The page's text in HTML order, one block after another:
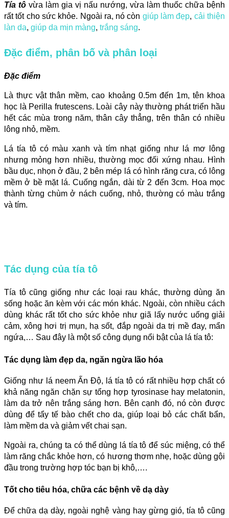
Tía tô vừa làm gia vị nấu nướng, vừa làm thuốc chữa bệnh
rất tốt cho sức khỏe. Ngoài ra, nó còn giúp làm đẹp, cải thiện
làn da, giúp da mịn màng, trắng sáng.
Đặc điểm, phân bố và phân loại
Đặc điểm
Là thực vật thân mềm, cao khoảng 0.5m đến 1m, tên khoa
học là Perilla frutescens. Loài cây này thường phát triển hầu
hết các mùa trong năm, thân cây thẳng, trên thân có nhiều
lông nhỏ, mềm.
Lá tía tô có màu xanh và tím nhạt giống như lá mơ lông
nhưng mỏng hơn nhiều, thường mọc đối xứng nhau. Hình
bầu dục, nhọn ở đầu, 2 bên mép lá có hình răng cưa, có lông
mềm ở bề mặt lá. Cuống ngắn, dài từ 2 đến 3cm. Hoa mọc
thành từng chùm ở nách cuống, nhỏ, thường có màu trắng
và tím.
Tác dụng của tía tô
Tía tô cũng giống như các loại rau khác, thường dùng ăn
sống hoặc ăn kèm với các món khác. Ngoài, còn nhiều cách
dùng khác rất tốt cho sức khỏe như giã lấy nước uống giải
cảm, xông hơi trị mụn, hạ sốt, đắp ngoài da trị mề đay, mẩn
ngứa,… Sau đây là một số công dụng nổi bật của lá tía tô:
Tác dụng làm đẹp da, ngăn ngừa lão hóa
Giống như lá neem Ấn Độ, lá tía tô có rất nhiều hợp chất có
khả năng ngăn chặn sự tổng hợp tyrosinase hay melatonin,
làm da trở nên trắng sáng hơn. Bên cạnh đó, nó còn được
dùng để tẩy tế bào chết cho da, giúp loại bỏ các chất bẩn,
làm mềm da và giảm vết chai sạn.
Ngoài ra, chúng ta có thể dùng lá tía tô để súc miệng, có thể
làm răng chắc khỏe hơn, có hương thơm nhẹ, hoặc dùng gội
đầu trong trường hợp tóc bạn bị khô,….
Tốt cho tiêu hóa, chữa các bệnh về dạ dày
Để chữa dạ dày, ngoài nghệ vàng hay gừng gió, tía tô cũng